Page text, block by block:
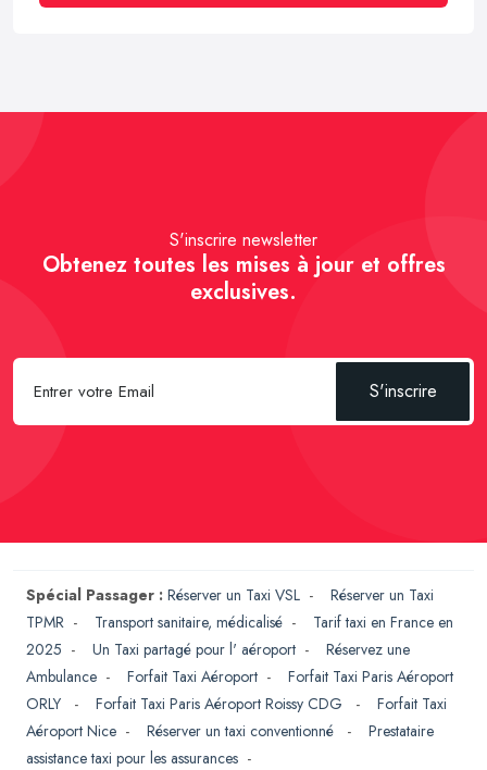
S'inscrire newsletter
Obtenez toutes les mises à jour et offres
exclusives.
S'inscrire
Spécial Passager : Réserver un Taxi VSL - Réserver un Taxi
TPMR - Transport sanitaire, médicalisé - Tarif taxi en France en
2025 - Un Taxi partagé pour l' aéroport - Réservez une
Ambulance - Forfait Taxi Aéroport - Forfait Taxi Paris Aéroport
ORLY
- Forfait Taxi Paris Aéroport Roissy CDG - Forfait Taxi
Aéroport Nice - Réserver un taxi conventionné - Prestataire
assistance taxi pour les assurances -